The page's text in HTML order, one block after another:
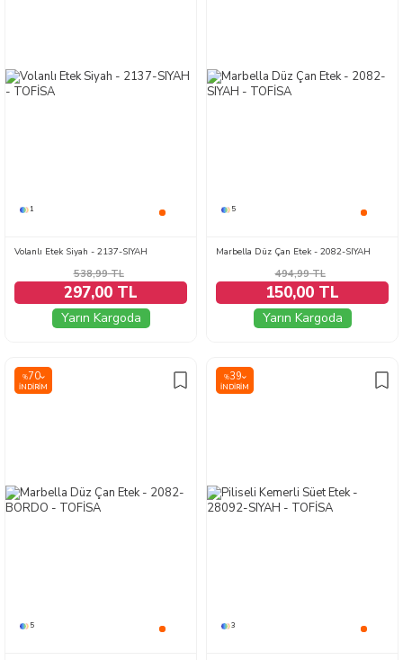
1
Volanlı Etek Siyah - 2137-SIYAH
538,99TL
297,00 TL
Yarın Kargoda
5
Marbella Düz Çan Etek - 2082-SIYAH
494,99TL
150,00 TL
Yarın Kargoda
%70
İNDIRIM
5
%39
İNDIRIM
3